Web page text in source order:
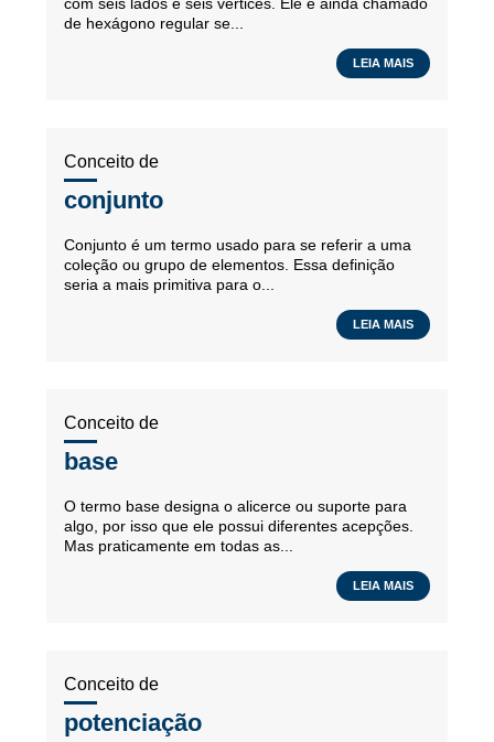
de hexágono regular se...
LEIA MAIS
Conceito de
conjunto
Conjunto é um termo usado para se referir a uma
coleção ou grupo de elementos. Essa definição
seria a mais primitiva para o...
LEIA MAIS
Conceito de
base
O termo base designa o alicerce ou suporte para
algo, por isso que ele possui diferentes acepções.
Mas praticamente em todas as...
LEIA MAIS
Conceito de
potenciação